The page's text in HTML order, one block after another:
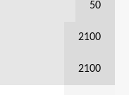
50
2100
2100